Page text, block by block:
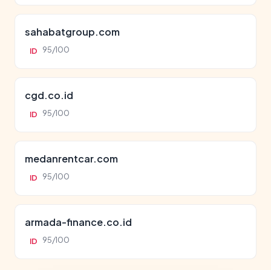
sahabatgroup.com
ID 95/100
cgd.co.id
ID 95/100
medanrentcar.com
ID 95/100
armada-finance.co.id
ID 95/100